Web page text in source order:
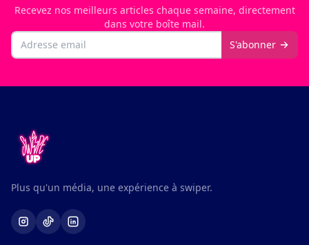
Recevez nos meilleurs articles chaque semaine, directement
dans votre boîte mail.
Email S'abonner
Plus qu'un média, une expérience à swiper.